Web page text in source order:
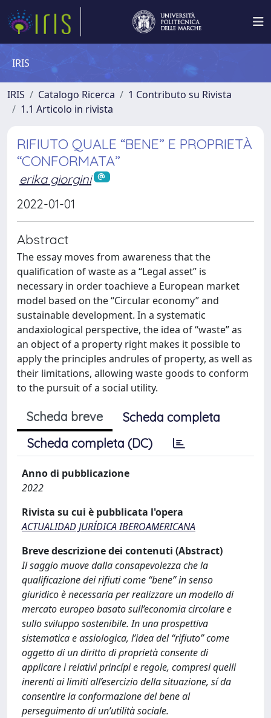
IRIS
IRIS Catalogo Ricerca
1 Contributo su Rivista
1.1 Articolo in rivista
RIFIUTO QUALE “BENE” E PROPRIETÀ
“CONFORMATA”
erika giorgini
2022-01-01
Abstract
The essay moves from awareness that the
qualification of waste as a “Legal asset” is
necessary in order toachieve a European market
model based on the “Circular economy” and
sustainable development. In a systematic
andaxiological perspective, the idea of “waste” as
an object of a property right makes it possible to
apply the principles andrules of property, as well as
their limitations, allowing waste goods to conform
to the pursuit of a social utility.
Scheda breve
Scheda completa
Scheda completa (DC)
Anno di pubblicazione
2022
Rivista su cui è pubblicata l'opera
ACTUALIDAD JURÍDICA IBEROAMERICANA
Breve descrizione dei contenuti (Abstract)
Il saggio muove dalla consapevolezza che la
qualificazione dei rifiuti come “bene” in senso
giuridico è necessaria per realizzare un modello di
mercato europeo basato sull’economia circolare e
sullo sviluppo sostenibile. In una prospettiva
sistematica e assiologica, l’idea del “rifiuto” come
oggetto di un diritto di proprietà consente di
applicare i relativi princípi e regole, compresi quelli
inerenti ai limiti all’esercizio della situazione, sí da
consentire la conformazione del bene al
perseguimento di un’utilità sociale.